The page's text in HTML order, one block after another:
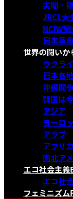
尖閣・
JRCL大
NCIW
日本革
世界の闘いか
ウクラ
日本各
沖縄闘
韓国は今
アジア
ヨーロ
アラブ
アフリ
南北ア
エコ社会主義
エコ社
フェミニズム